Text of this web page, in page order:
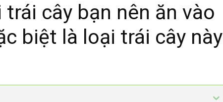
trái cây bạn nên ăn vào
biệt là loại trái cây này